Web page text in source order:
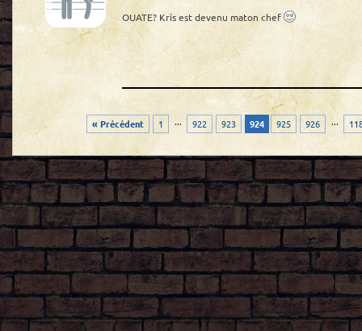
OUATE? Kris est devenu maton chef
« Précédent 1 ... 922 923 924 925 926 ...